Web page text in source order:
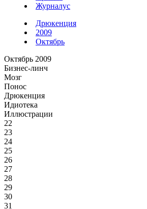
Журналус
Дрюкенция
2009
Октябрь
Октябрь 2009
Бизнес-линч
Мозг
Понос
Дрюкенция
Идиотека
Иллюстрации
22
23
24
25
26
27
28
29
30
31